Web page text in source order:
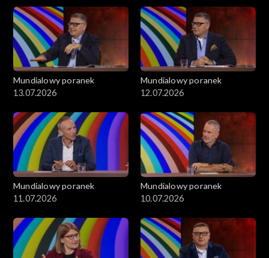
Mundialowy poranek
13.07.2026
Mundialowy poranek
12.07.2026
Mundialowy poranek
11.07.2026
Mundialowy poranek
10.07.2026